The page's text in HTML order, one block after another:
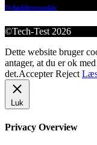
Nyhedsbrevsarkiv
©Tech-Test 2026
Dette website bruger
antager, at du er ok
det.Accepter Reject
Luk
Privacy Overview